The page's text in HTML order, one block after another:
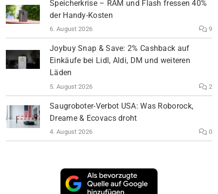
Speicherkrise – RAM und Flash fressen 40%
der Handy-Kosten
6. August 2026 9
Joybuy Snap & Save: 2% Cashback auf
Einkäufe bei Lidl, Aldi, DM und weiteren
Läden
5. August 2026 2
Saugroboter-Verbot USA: Was Roborock,
Dreame & Ecovacs droht
4. August 2026 0